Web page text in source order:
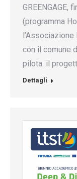
GREENGAGE,
(programma
con il comune
pilota. il
Dettagli